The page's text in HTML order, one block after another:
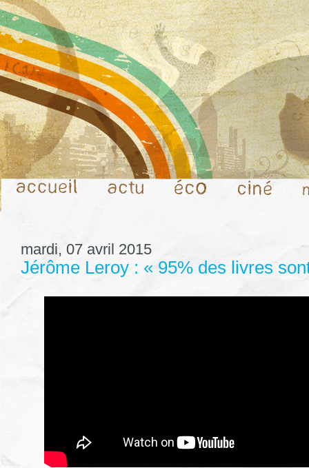
mardi, 07 avril 2015
Jérôme Leroy : « 95% des livres